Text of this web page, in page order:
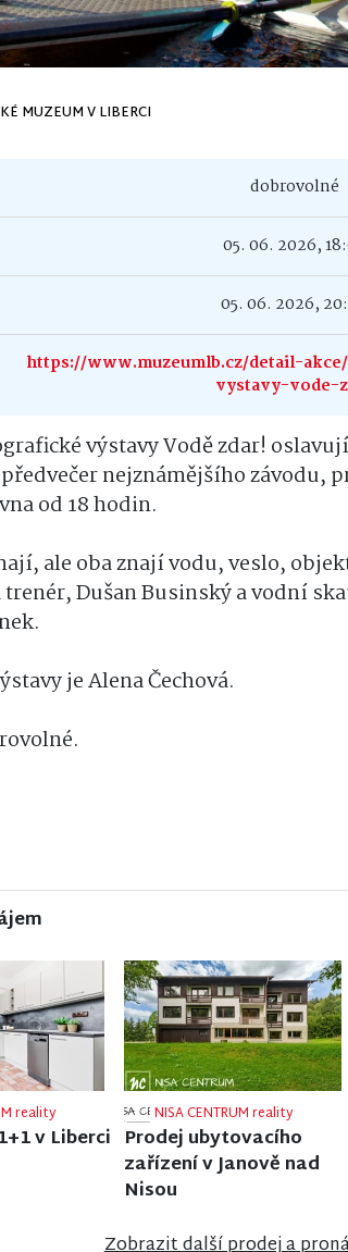
MUZEUM V LIBERCI
dobrovolné
05. 06. 2026,
05. 06. 2026,
https://www.muzeumlb.cz/detail-
vystavy-vode-
výstavy Vodě zdar!
předvečer nejznámějšího závodu,
od 18 hodin.
ale oba znají vodu, veslo,
Dušan Businský a vodní
je Alena Čechová.
reality
v
NISA CENTRUM reality
Prodej rodinného domu
ve Vrchlabí
Zobrazit další prodej a